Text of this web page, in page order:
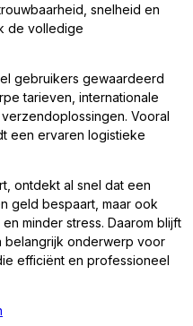
snelheid en
de volledige
gebruikers gewaardeerd
tarieven, internationale
Vooral
een ervaren logistieke
ontdekt al snel dat een
geld bespaart, maar ook
minder stress. Daarom blijft
belangrijk onderwerp voor
efficiënt en professioneel